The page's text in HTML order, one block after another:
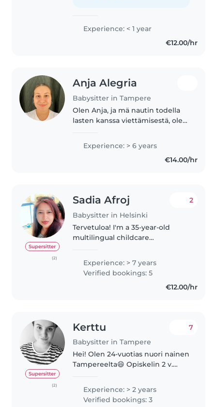
Experience: < 1 year
€12.00/hr
Anja Alegria
Babysitter in Tampere
Olen Anja, ja mä nautin todella
lasten kanssa viettämisestä, olen
tykkää pelata kaikkea. Olen myös
vastuullinen ja järjestelmällinen.
Experience: > 6 years
€14.00/hr
Supersitter
(2)
Sadia Afroj
Babysitter in Helsinki
2
Tervetuloa! I'm a 35-year-old
multilingual childcare
preschoolers and grade
schoolers in UAE. I'm fluent in
Experience: > 7 years
Verified bookings: 5
€12.00/hr
Supersitter
(2)
Kerttu
Babysitter in Tampere
7
Hei! Olen 24-vuotias nuori nainen
Tampereelta😄 Opiskelin 2 v.
tekemään töitä
henkilökohtaisena avustajana ja
lastenhoitajana ja nyt kesän
Experience: > 2 years
Verified bookings: 3